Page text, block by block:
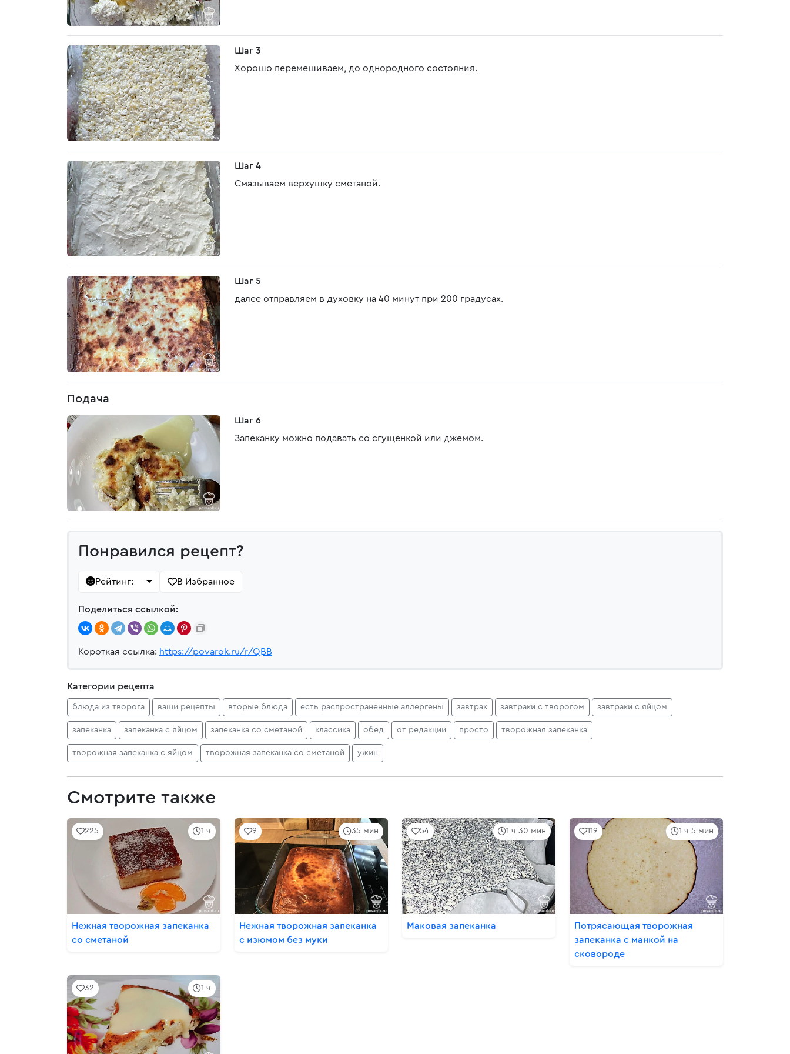
Шаг 3
Хорошо перемешиваем, до однородного состояния.
Шаг 4
Смазываем верхушку сметаной.
Шаг 5
далее отправляем в духовку на 40 минут при 200 градусах.
Подача
Шаг 6
Запеканку можно подавать со сгущенкой или джемом.
Понравился рецепт?
Рейтинг: — В Избранное
Поделиться ссылкой:
Короткая ссылка: https://povarok.ru/r/QBB
Категории рецепта
блюда из творога ваши рецепты вторые блюда есть распространенные аллергены завтрак завтраки с творогом завтраки с яйцом
запеканка запеканка с яйцом запеканка со сметаной классика обед от редакции просто творожная запеканка
творожная запеканка с яйцом творожная запеканка со сметаной ужин
Смотрите также
1 ч
225
Нежная творожная запеканка
со сметаной
35 мин
9
Нежная творожная запеканка
с изюмом без муки
1 ч 30 мин
54
Маковая запеканка
1 ч 5 мин
119
Потрясающая творожная
запеканка с манкой на
сковороде
1 ч
32